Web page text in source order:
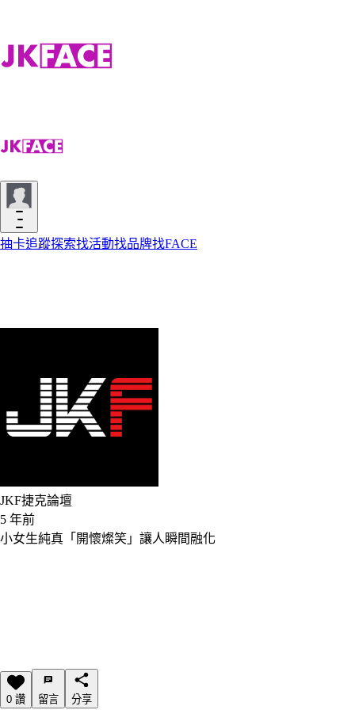
抽卡追蹤探索找活動找品牌找FACE
JKF捷克論壇
5 年前
小女生純真「開懷燦笑」讓人瞬間融化
0 讚 留言 分享